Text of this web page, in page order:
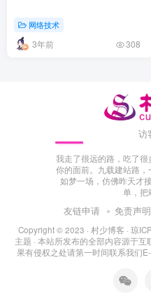
网络技术
3年前 308
访
我走了很远的路，吃了
你的面前。九载建站路，
如梦一场，仿佛昨天才
单，把
友链申请 免责声明
Copyright © 2023 · 村少博客 · 琼
主题 · 本站所发布的全部内容源于
果有侵权之处请第一时间联系我们